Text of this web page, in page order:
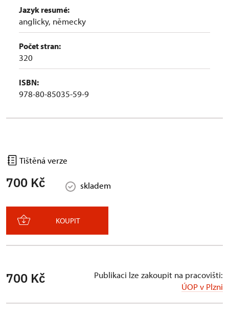
Jazyk resumé:
anglicky, německy
Počet stran:
320
ISBN:
978-80-85035-59-9
Tištěná verze
700 Kč skladem
KOUPIT
700 Kč
Publikaci lze zakoupit na pracovišti:
ÚOP v Plzni